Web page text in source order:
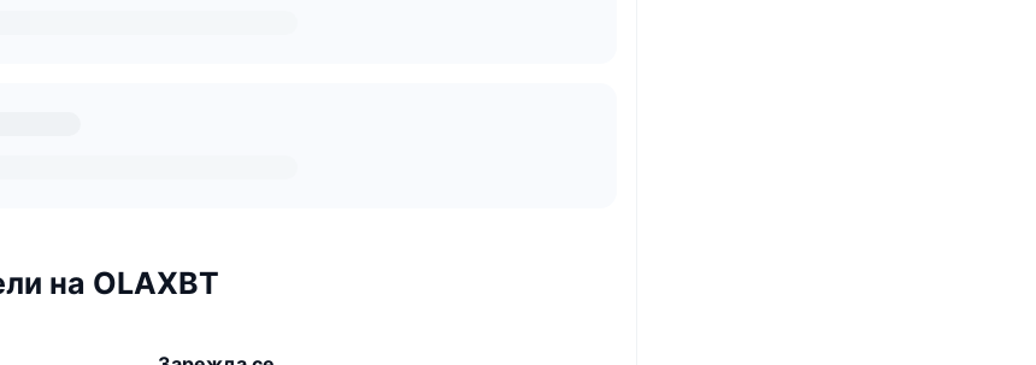
на OLAXBT